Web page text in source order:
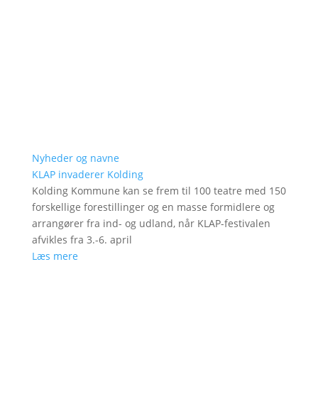
Nyheder og navne
KLAP invaderer Kolding
Kolding Kommune kan se frem til 100 teatre med 150
forskellige forestillinger og en masse formidlere og
arrangører fra ind- og udland, når KLAP-festivalen
afvikles fra 3.-6. april
Læs mere